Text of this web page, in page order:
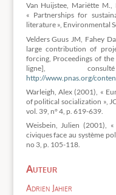
Van Huijstee, Mariëtte
« Partnerships for
literature », Environmental
Velders Guus JM, Fahey
large contribution of
forcing, Proceedings of
ligne],
http://www.pnas.org/
Warleigh, Alex (2001), «
of political socialization »,
vol. 39, n° 4, p. 619-639.
Weisbein, Julien (2001),
civiques face au système
no 3, p. 105-118.
Auteur
Adrien Jahier